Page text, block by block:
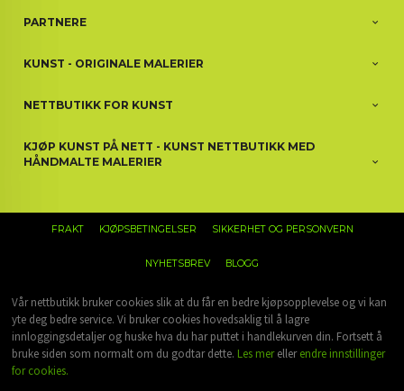
PARTNERE
KUNST - ORIGINALE MALERIER
NETTBUTIKK FOR KUNST
KJØP KUNST PÅ NETT - KUNST NETTBUTIKK MED
HÅNDMALTE MALERIER
FRAKT KJØPSBETINGELSER SIKKERHET OG PERSONVERN
NYHETSBREV BLOGG
Vår nettbutikk bruker cookies slik at du får en bedre kjøpsopplevelse og vi kan
yte deg bedre service. Vi bruker cookies hovedsaklig til å lagre
innloggingsdetaljer og huske hva du har puttet i handlekurven din. Fortsett å
bruke siden som normalt om du godtar dette. Les merellerendre innstillinger
for cookies.